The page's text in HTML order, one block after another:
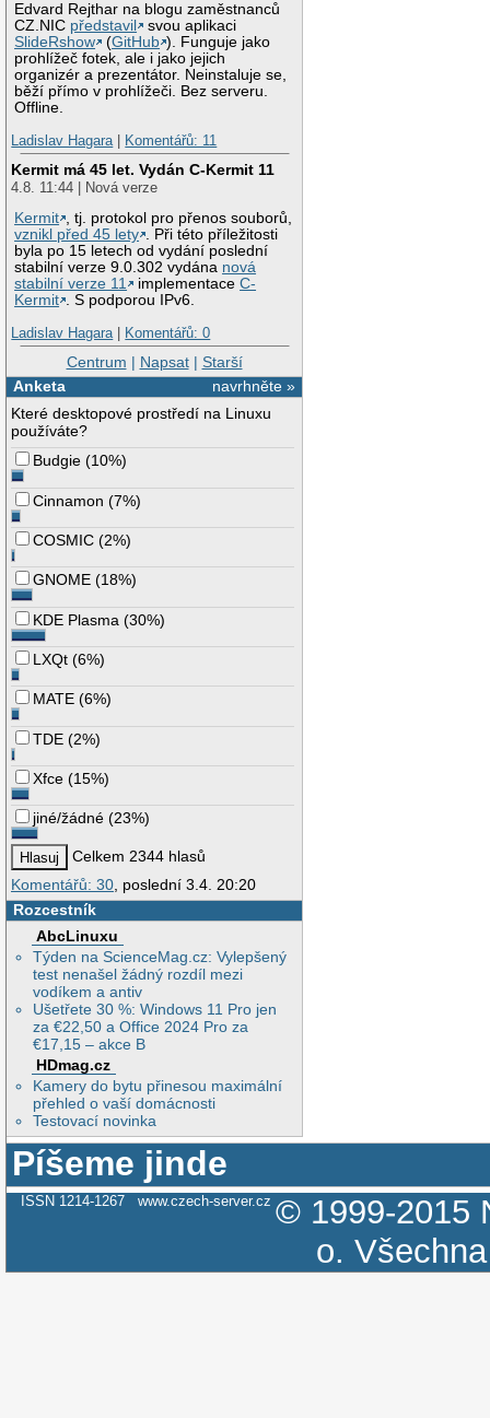
Edvard Rejthar na blogu zaměstnanců
CZ.NIC představil
svou aplikaci
SlideRshow
(GitHub ). Funguje jako
prohlížeč fotek, ale i jako jejich
organizér a prezentátor. Neinstaluje se,
běží přímo v prohlížeči. Bez serveru.
Offline.
Ladislav Hagara| Komentářů: 11
Kermit má 45 let. Vydán C-Kermit 11
4.8. 11:44 | Nová verze
Kermit , tj. protokol pro přenos souborů,
vznikl před 45 lety . Při této příležitosti
byla po 15 letech od vydání poslední
stabilní verze 9.0.302 vydána nová
stabilní verze 11
implementaceC-
Kermit . S podporou IPv6.
Ladislav Hagara| Komentářů: 0
Centrum | Napsat| Starší
navrhněte »
Anketa
Které desktopové prostředí na Linuxu
používáte?
Budgie (10%)
Cinnamon (7%)
COSMIC (2%)
GNOME (18%)
KDE Plasma (30%)
LXQt (6%)
MATE (6%)
TDE (2%)
Xfce (15%)
jiné/žádné (23%)
Celkem 2344 hlasů
Komentářů: 30 , poslední 3.4. 20:20
Rozcestník
AbcLinuxu
Týden na ScienceMag.cz: Vylepšený
test nenašel žádný rozdíl mezi
vodíkem a antiv
Ušetřete 30 %: Windows 11 Pro jen
za €22,50 a Office 2024 Pro za
€17,15 – akce B
HDmag.cz
Kamery do bytu přinesou maximální
přehled o vaší domácnosti
Testovací novinka
Píšeme jinde
ISSN 1214-1267 www.czech-server.cz © 1999-2015
o.